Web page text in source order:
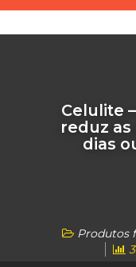
Celulite
reduz as
dias
Produtos